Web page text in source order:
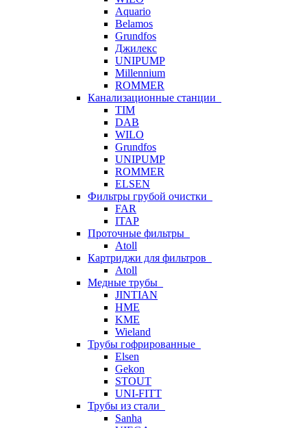
Aquario
Belamos
Grundfos
Джилекс
UNIPUMP
Millennium
ROMMER
Канализационные станции
TIM
DAB
WILO
Grundfos
UNIPUMP
ROMMER
ELSEN
Фильтры грубой очистки
FAR
ITAP
Проточные фильтры
Atoll
Картриджи для фильтров
Atoll
Медные трубы
JINTIAN
HME
KME
Wieland
Трубы гофрированные
Elsen
Gekon
STOUT
UNI-FITT
Трубы из стали
Sanha